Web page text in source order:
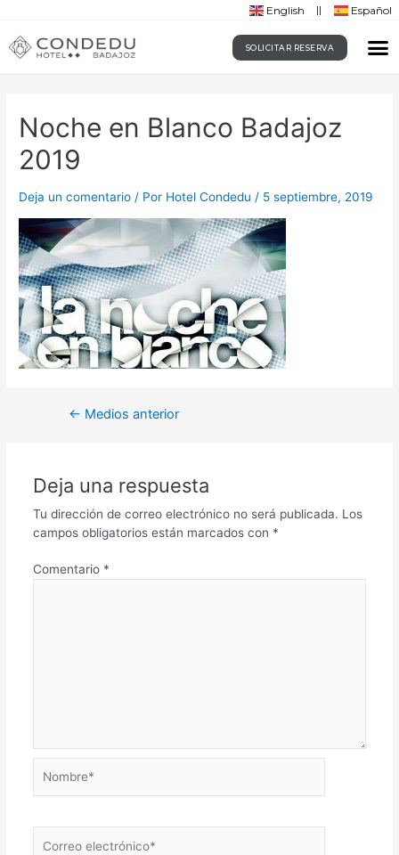
English Español
SOLICITAR RESERVA
Noche en Blanco Badajoz
2019
Deja un comentario / Por Hotel Condedu / 5 septiembre, 2019
← Medios anterior
Deja una respuesta
Tu dirección de correo electrónico no será publicada. Los
campos obligatorios están marcados con *
Comentario *